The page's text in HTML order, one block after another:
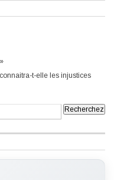
t-elle les injustices